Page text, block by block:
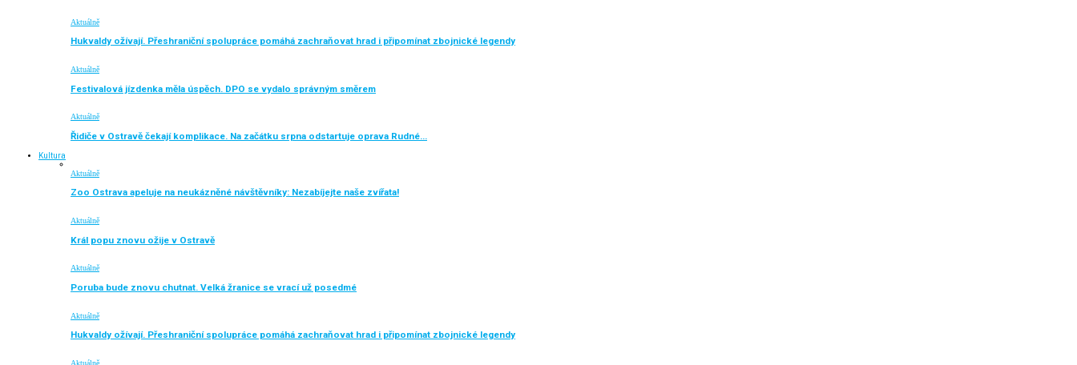
Aktuálně
Hukvaldy ožívají. Přeshraniční spolupráce pomáhá zachraňovat hrad i připomínat zbojnické legendy
Aktuálně
Festivalová jízdenka měla úspěch. DPO se vydalo správným směrem
Aktuálně
Řidiče v Ostravě čekají komplikace. Na začátku srpna odstartuje oprava Rudné…
Kultura
Aktuálně
Zoo Ostrava apeluje na neukázněné návštěvníky: Nezabíjejte naše zvířata!
Aktuálně
Král popu znovu ožije v Ostravě
Aktuálně
Poruba bude znovu chutnat. Velká žranice se vrací už posedmé
Aktuálně
Hukvaldy ožívají. Přeshraniční spolupráce pomáhá zachraňovat hrad i připomínat zbojnické legendy
Aktuálně